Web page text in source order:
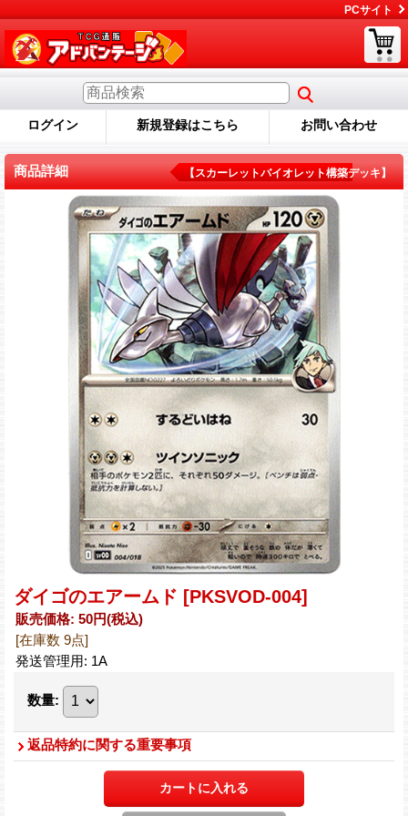
PCサイト
ログイン 新規登録はこちら お問い合わせ
商品詳細 【スカーレットバイオレット構築デッキ】
ダイゴのエアームド [PKSVOD-004]
販売価格: 50円(税込)
[在庫数 9点]
発送管理用: 1A
数量:
返品特約に関する重要事項